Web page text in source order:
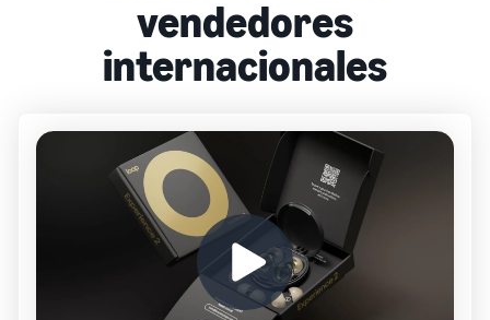
vendedores
internacionales